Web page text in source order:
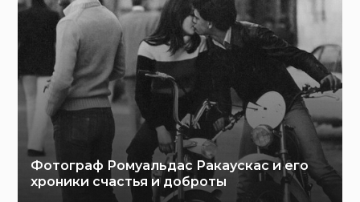
Фотограф Ромуальдас Ракаускас и его
хроники счастья и доброты